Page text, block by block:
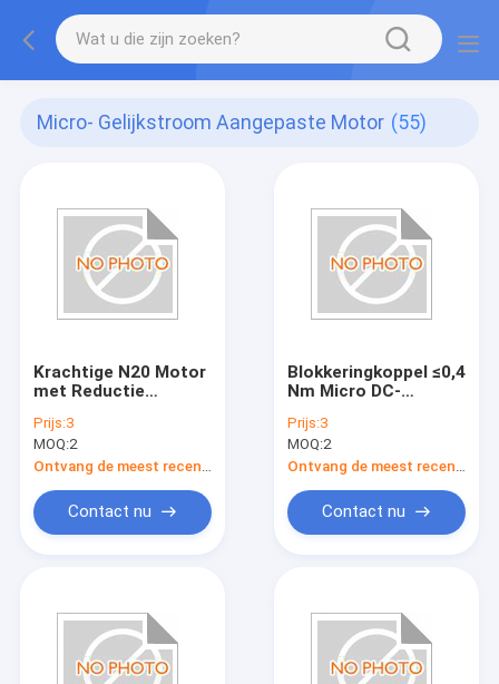
Micro- Gelijkstroom Aangepaste Motor (55)
Krachtige N20 Motor
met Reductie
≤3.1W
Uitgangsvermogen
en 0.1-1.5A Stroom
Prijs:3
MOQ:2
Contact nu
Blokkeringkoppel ≤0,4
Nm Micro DC-
voor compacte en
krachtige
toepassingen
Uitgangsvermogen
≤3,1 W -10C tot 60C
Prijs:3
MOQ:2
Contact nu